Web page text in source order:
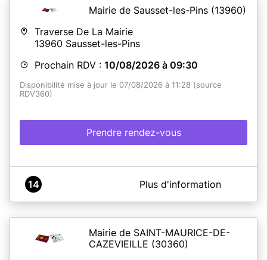
Mairie de Sausset-les-Pins (13960)
Traverse De La Mairie
13960 Sausset-les-Pins
Prochain RDV : 10/08/2026 à 09:30
Disponibilité mise à jour le 07/08/2026 à 11:28 (source
RDV360)
Prendre rendez-vous
A propos de Mairie de SAUSSET LES PINS
documents exigés. Tout dossier non conforme sera
La présence du
demandeur(même mineur)
14 Plus d'information
Mairie de SAINT-MAURICE-DE-
CAZEVIEILLE (30360)